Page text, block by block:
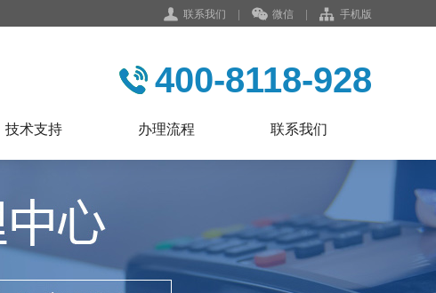
联系我们 | 微信 | 手机版
400-8118-928
技术支持 办理流程 联系我们